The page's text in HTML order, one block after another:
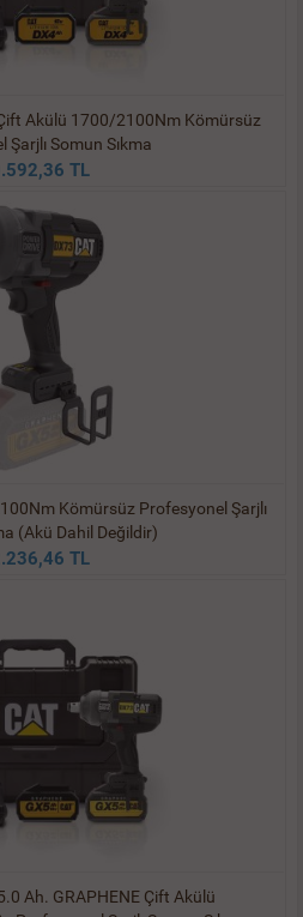
Akülü 1700/2100Nm Kömürsüz
Şarjlı Somun Sıkma
TL
Kömürsüz Profesyonel Şarjlı
(Akü Dahil Değildir)
TL
Ah. GRAPHENE Çift Akülü